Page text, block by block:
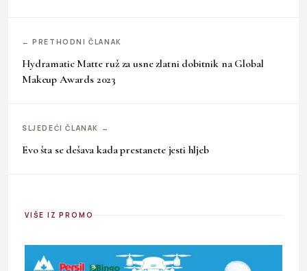
← PRETHODNI ČLANAK
Hydramatic Matte ruž za usne zlatni dobitnik na Global
Makeup Awards 2023
SLJEDEĆI ČLANAK →
Evo šta se dešava kada prestanete jesti hljeb
VIŠE IZ PROMO